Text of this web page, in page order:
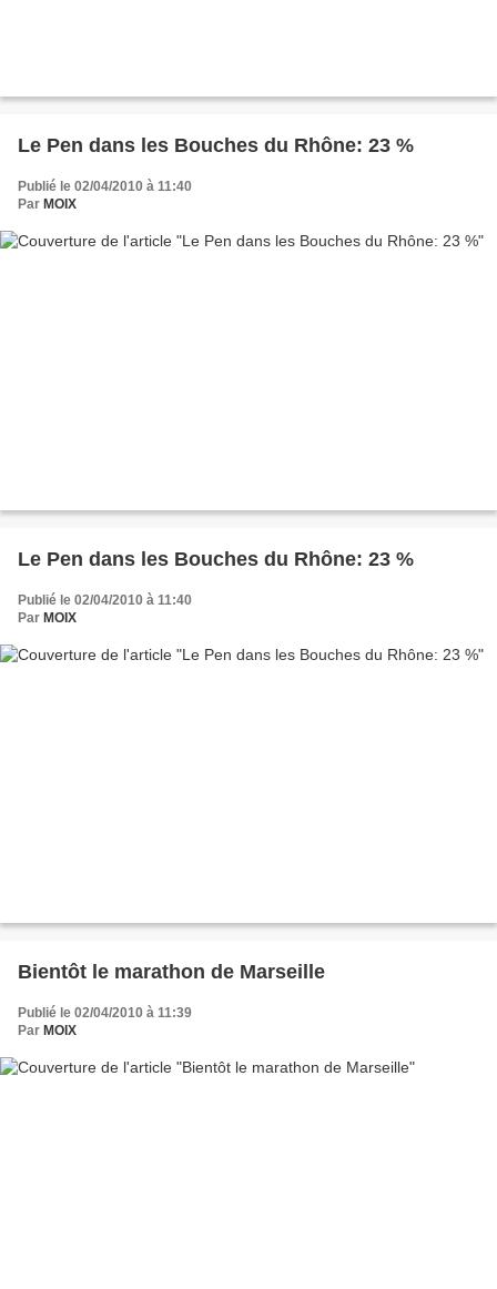
Le Pen dans les Bouches du Rhône: 23 %
Publié le 02/04/2010 à 11:40
Par MOIX
Le Pen dans les Bouches du Rhône: 23 %
Publié le 02/04/2010 à 11:40
Par MOIX
Bientôt le marathon de Marseille
Publié le 02/04/2010 à 11:39
Par MOIX